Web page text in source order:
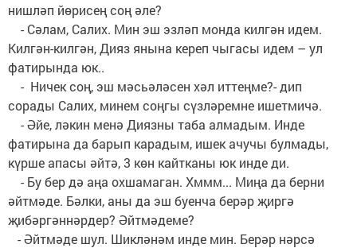
нишләп йөрисең соң әле?
- Сәлам, Салих. Мин эш эзләп монда килгән идем.
Килгән-килгән, Дияз янына кереп чыгасы идем – ул
фатирында юк..
- Ничек соң, эш мәсьәләсен хәл иттеңме?- дип
сорады Салих, минем соңгы сүзләремне ишетмичә.
- Әйе, ләкин менә Диязны таба алмадым. Инде
фатирына да барып карадым, ишек ачучы булмады,
күрше апасы әйтә, 3 көн кайтканы юк инде ди.
- Бу бер дә аңа охшамаган. Хммм... Миңа да берни
әйтмәде. Бәлки, аны да эш буенча берәр җиргә
җибәргәннәрдер? Әйтмәдеме?
- Әйтмәде шул. Шикләнәм инде мин. Берәр нәрсә